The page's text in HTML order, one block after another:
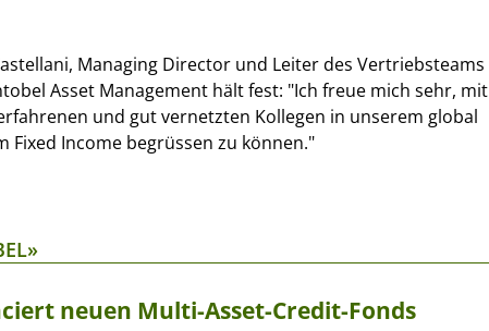
Managing Director und Leiter des Vertriebsteams
Asset Management hält fest: "Ich freue mich sehr, mit
und gut vernetzten Kollegen in unserem global
Fixed Income begrüssen zu können."
neuen Multi-Asset-Credit-Fonds